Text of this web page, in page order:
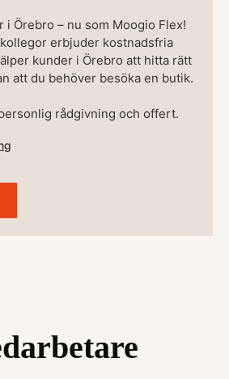
i Örebro – nu som Moogio Flex!
erbjuder kostnadsfria
kunder i Örebro att hitta rätt
att du behöver besöka en butik.
rådgivning och offert.